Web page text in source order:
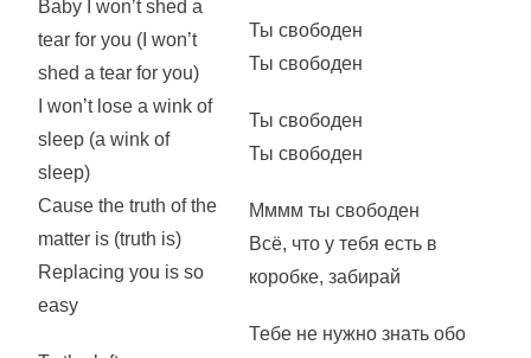
Baby I won’t shed a
tear for you (I won’t
shed a tear for you)
I won’t lose a wink of
sleep (a wink of
sleep)
Cause the truth of the
matter is (truth is)
Replacing you is so
easy
Ты свободен
Ты свободен
Ты свободен
Ты свободен
Мммм ты свободен
Всё, что у тебя есть в
коробке, забирай
Тебе не нужно знать обо